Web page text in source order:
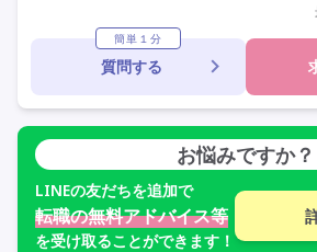
初任者研修(ヘ
残業月20時間以内 残業ほ
社会保険完備
交通費支給
簡単１分
質問する
お悩みですか？
LINEの友だちを追加で
転職の無料アドバイス等
を受け取ることができます！